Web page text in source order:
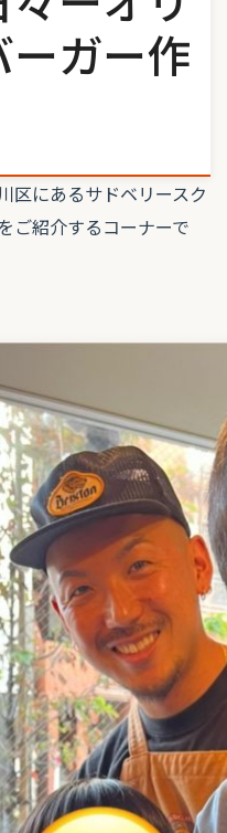
ガー作
区にあるサドベリースク
ご紹介するコーナーで